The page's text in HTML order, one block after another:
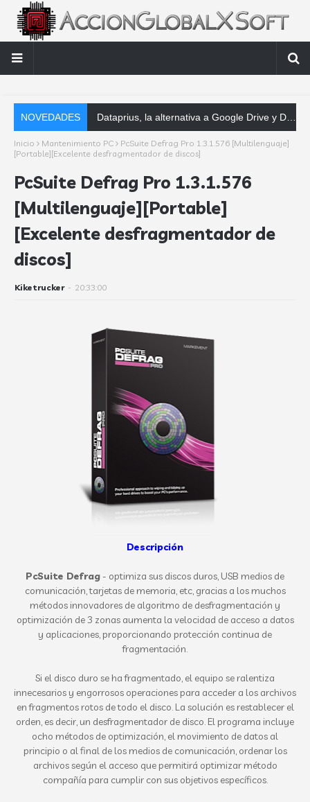
NOVEDADES Dataprius, la alternativa a Google Drive y Dropbox que las empresas deberían conocer
Inicio Mantenimiento PC
PcSuite Defrag Pro 1.3.1.576 [Multilenguaje]
[Portable][Excelente desfragmentador de discos]
PcSuite Defrag Pro 1.3.1.576
[Multilenguaje][Portable]
[Excelente desfragmentador de
discos]
Kiketrucker - 20:33:00
Descripción
PcSuite Defrag - optimiza sus discos duros, USB medios de
comunicación, tarjetas de memoria, etc, gracias a los muchos
métodos innovadores de algoritmo de desfragmentación y
optimización de 3 zonas aumenta la velocidad de acceso a datos
y aplicaciones, proporcionando protección continua de
fragmentación.
Si el disco duro se ha fragmentado, el equipo se ralentiza
innecesarios y engorrosos operaciones para acceder a los archivos
en fragmentos rotos de todo el disco. La solución es restablecer el
orden, es decir, un desfragmentador de disco. El programa incluye
ocho métodos de optimización, el movimiento de datos al
principio o al final de los medios de comunicación, ordenar los
archivos según el acceso que permitirá optimizar método
compañía para cumplir con sus objetivos específicos.